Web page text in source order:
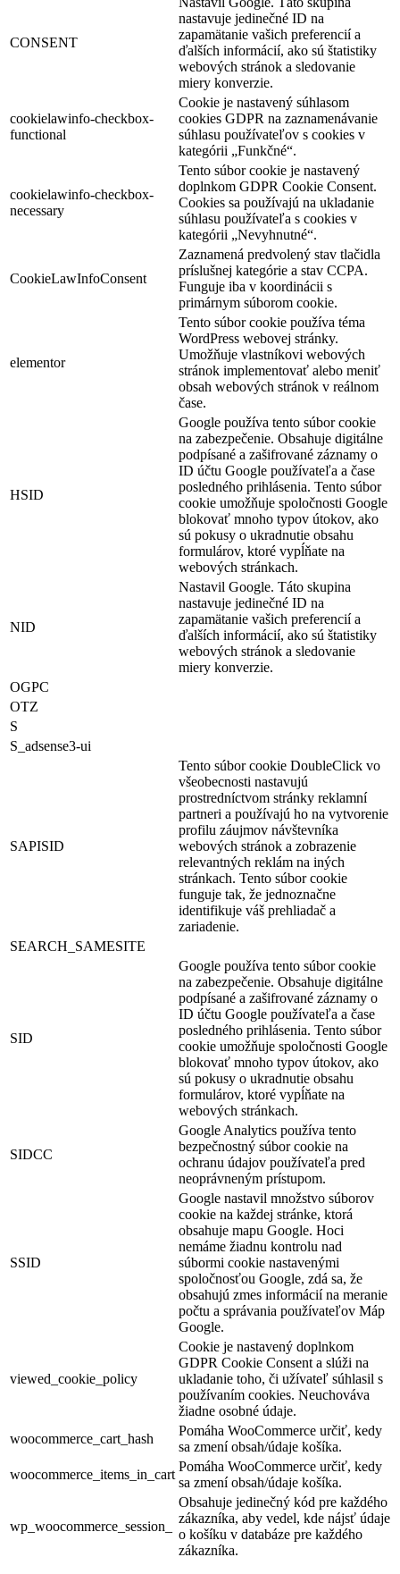
CONSENT
nastavuje jedinečné ID na
zapamätanie vašich preferencií a
ďalších informácií, ako sú štatistiky
webových stránok a sledovanie
miery konverzie.
cookielawinfo-checkbox-
functional
Cookie je nastavený súhlasom
cookies GDPR na zaznamenávanie
súhlasu používateľov s cookies v
kategórii „Funkčné“.
cookielawinfo-checkbox-
necessary
Tento súbor cookie je nastavený
doplnkom GDPR Cookie Consent.
Cookies sa používajú na ukladanie
súhlasu používateľa s cookies v
kategórii „Nevyhnutné“.
CookieLawInfoConsent
Zaznamená predvolený stav tlačidla
príslušnej kategórie a stav CCPA.
Funguje iba v koordinácii s
primárnym súborom cookie.
elementor
Tento súbor cookie používa téma
WordPress webovej stránky.
Umožňuje vlastníkovi webových
stránok implementovať alebo meniť
obsah webových stránok v reálnom
čase.
HSID
Google používa tento súbor cookie
na zabezpečenie. Obsahuje digitálne
podpísané a zašifrované záznamy o
ID účtu Google používateľa a čase
posledného prihlásenia. Tento súbor
cookie umožňuje spoločnosti Google
blokovať mnoho typov útokov, ako
sú pokusy o ukradnutie obsahu
formulárov, ktoré vypĺňate na
webových stránkach.
NID
Nastavil Google. Táto skupina
nastavuje jedinečné ID na
zapamätanie vašich preferencií a
ďalších informácií, ako sú štatistiky
webových stránok a sledovanie
miery konverzie.
OGPC
OTZ
S
S_adsense3-ui
SAPISID
Tento súbor cookie DoubleClick vo
všeobecnosti nastavujú
prostredníctvom stránky reklamní
partneri a používajú ho na vytvorenie
profilu záujmov návštevníka
webových stránok a zobrazenie
relevantných reklám na iných
stránkach. Tento súbor cookie
funguje tak, že jednoznačne
identifikuje váš prehliadač a
zariadenie.
SEARCH_SAMESITE
SID
Google používa tento súbor cookie
na zabezpečenie. Obsahuje digitálne
podpísané a zašifrované záznamy o
ID účtu Google používateľa a čase
posledného prihlásenia. Tento súbor
cookie umožňuje spoločnosti Google
blokovať mnoho typov útokov, ako
sú pokusy o ukradnutie obsahu
formulárov, ktoré vypĺňate na
webových stránkach.
SIDCC
Google Analytics používa tento
bezpečnostný súbor cookie na
ochranu údajov používateľa pred
neoprávneným prístupom.
SSID
Google nastavil množstvo súborov
cookie na každej stránke, ktorá
obsahuje mapu Google. Hoci
nemáme žiadnu kontrolu nad
súbormi cookie nastavenými
spoločnosťou Google, zdá sa, že
obsahujú zmes informácií na meranie
počtu a správania používateľov Máp
Google.
viewed_cookie_policy
Cookie je nastavený doplnkom
GDPR Cookie Consent a slúži na
ukladanie toho, či užívateľ súhlasil s
používaním cookies. Neuchováva
žiadne osobné údaje.
woocommerce_cart_hash
Pomáha WooCommerce určiť, kedy
sa zmení obsah/údaje košíka.
woocommerce_items_in_cart
Pomáha WooCommerce určiť, kedy
sa zmení obsah/údaje košíka.
wp_woocommerce_session_
Obsahuje jedinečný kód pre každého
zákazníka, aby vedel, kde nájsť údaje
o košíku v databáze pre každého
zákazníka.